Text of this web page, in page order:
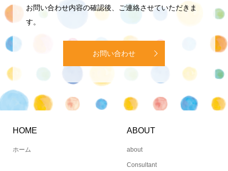
お問い合わせ内容の確認後、ご連絡させていただきま
す。
お問い合わせ
HOME
ホーム
ABOUT
about
Consultant